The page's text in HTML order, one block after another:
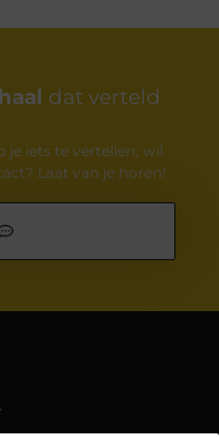
dat verteld
je iets te vertellen, wil
Laat van je horen!